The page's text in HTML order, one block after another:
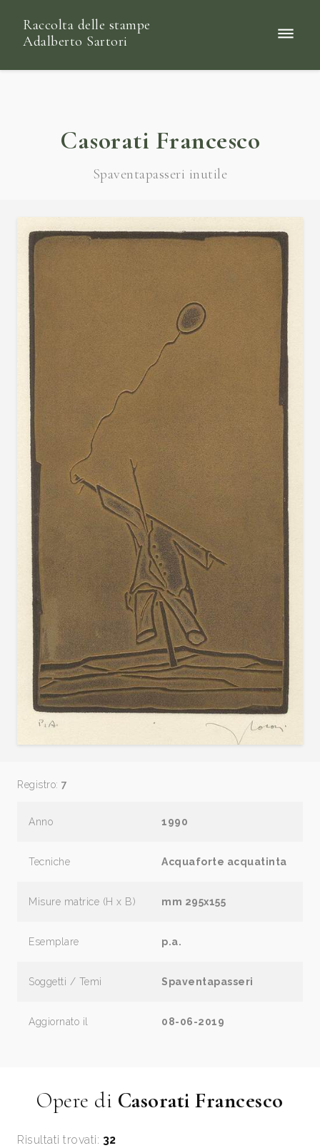
Raccolta delle stampe
Adalberto Sartori
Casorati Francesco
Spaventapasseri inutile
Registro: 7
Anno 1990
Tecniche Acquaforte acquatinta
Misure matrice (H x B) mm 295x155
Esemplare p.a.
Soggetti / Temi Spaventapasseri
Aggiornato il 08-06-2019
Opere di Casorati Francesco
Risultati trovati: 32